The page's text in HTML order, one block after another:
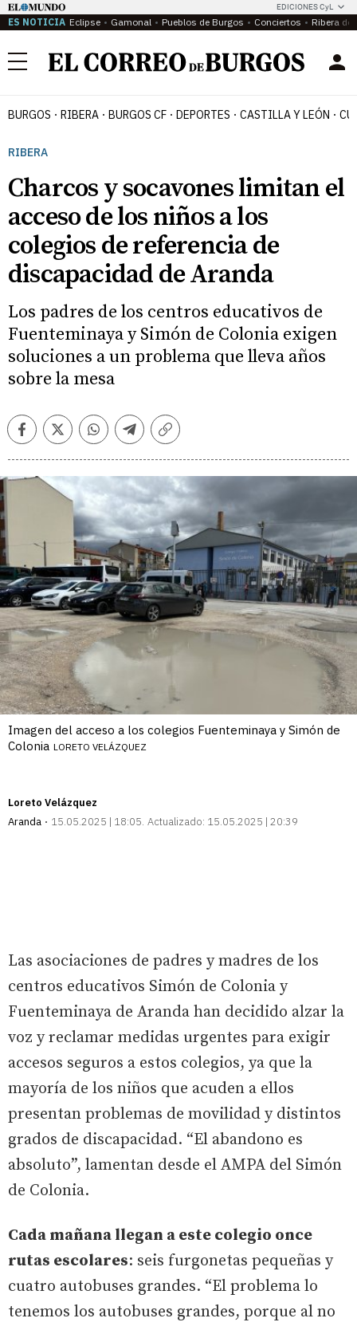
EDICIONES CyL
ES NOTICIA Eclipse Gamonal Pueblos de Burgos Conciertos Ribera del
Menú
BURGOS RIBERA BURGOS CF DEPORTES CASTILLA Y LEÓN
RIBERA
Charcos y socavones limitan el
acceso de los niños a los
colegios de referencia de
discapacidad de Aranda
Los padres de los centros educativos de
Fuenteminaya y Simón de Colonia exigen
soluciones a un problema que lleva años
sobre la mesa
FacebookTwitterWhatsappTelegramCopiar
Imagen del acceso a los colegios Fuenteminaya y Simón de
Colonia LORETO VELÁZQUEZ
Loreto Velázquez
Aranda
15.05.2025 | 18:05 Actualizado: 15.05.2025 | 20:39
Las asociaciones de padres y madres de los
centros educativos Simón de Colonia y
Fuenteminaya de Aranda han decidido alzar la
voz y reclamar medidas urgentes para exigir
accesos seguros a estos colegios, ya que la
mayoría de los niños que acuden a ellos
presentan problemas de movilidad y distintos
grados de discapacidad. “El abandono es
absoluto”, lamentan desde el AMPA del Simón
de Colonia.
Cada mañana llegan a este colegio once
rutas escolares: seis furgonetas pequeñas y
cuatro autobuses grandes. “El problema lo
tenemos los autobuses grandes, porque al no